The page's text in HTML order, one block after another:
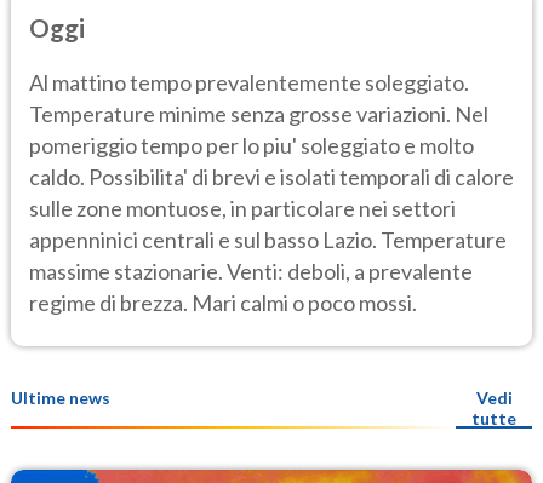
Oggi
Al mattino tempo prevalentemente soleggiato.
Temperature minime senza grosse variazioni. Nel
pomeriggio tempo per lo piu' soleggiato e molto
caldo. Possibilita' di brevi e isolati temporali di calore
sulle zone montuose, in particolare nei settori
appenninici centrali e sul basso Lazio. Temperature
massime stazionarie. Venti: deboli, a prevalente
regime di brezza. Mari calmi o poco mossi.
Ultime news
Vedi
tutte